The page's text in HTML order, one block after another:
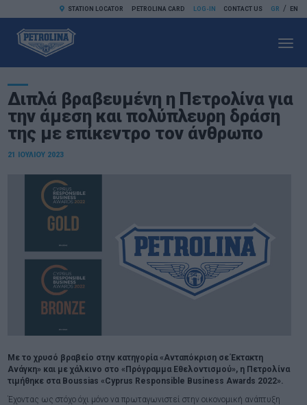
GR / EN
STATION LOCATOR PETROLINA CARD LOG-IN CONTACT US
Διπλά βραβευμένη η Πετρολίνα για
την άμεση και πολύπλευρη δράση
της με επίκεντρο τον άνθρωπο
21 ΙΟΥΛΊΟΥ 2023
Με το χρυσό βραβείο στην κατηγορία «Ανταπόκριση σε Έκτακτη
Ανάγκη» και με χάλκινο στο «Πρόγραμμα Εθελοντισμού», η Πετρολίνα
τιμήθηκε στα Boussias «Cyprus Responsible Business Awards 2022».
Έχοντας ως στόχο όχι μόνο να πρωταγωνιστεί στην οικονομική ανάπτυξη